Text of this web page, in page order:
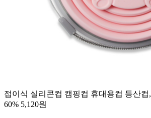
접이식 실리콘컵 캠핑컵 휴대용컵 등산컵,
60% 5,120원